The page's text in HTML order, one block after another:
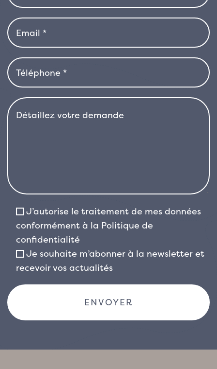
Buddleja apprécie l’eau surtout pendant la
floraison, mais elle souffre de l’humidité
stagnante, en particulier durant les mois
froids.
C’est une espèce à feuillage caduc, très
résistante et généreuse en floraison. Ses
feuilles sont lancéolées, vert moyen à foncé,
avec un revers grisâtre qui donne à la plante
l’été, avec des fleurs intensément parfumées.
J’autorise le traitement de mes données
conformément à la Politique de
confidentialité
Je souhaite m’abonner à la newsletter et
recevoir vos actualités